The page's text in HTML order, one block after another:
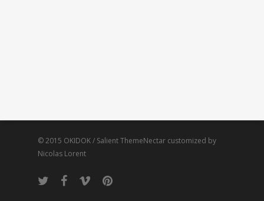
© 2015 OKIDOK / Salient ThemeNectar customized by
Nicolas Lorent